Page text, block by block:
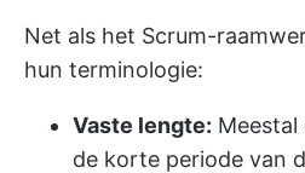
Net als het Scrum-
hun terminologie:
Vaste lengte:
de korte periode van